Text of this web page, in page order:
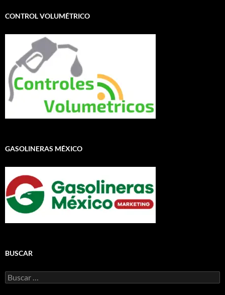
CONTROL VOLUMÉTRICO
GASOLINERAS MÉXICO
BUSCAR
Buscar: